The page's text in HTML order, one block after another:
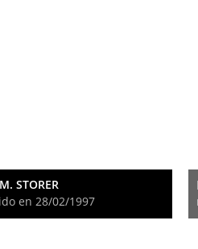
STORER
en 28/02/1997